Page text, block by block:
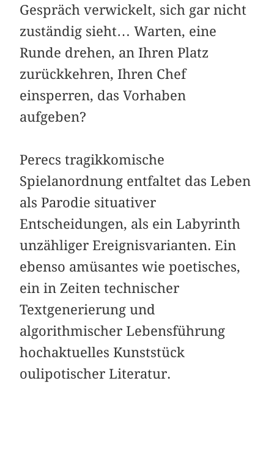
Gespräch verwickelt, sich gar nicht
zuständig sieht… Warten, eine
Runde drehen, an Ihren Platz
zurückkehren, Ihren Chef
einsperren, das Vorhaben
aufgeben?
Perecs tragikkomische
Spielanordnung entfaltet das Leben
als Parodie situativer
Entscheidungen, als ein Labyrinth
unzähliger Ereignisvarianten. Ein
ebenso amüsantes wie poetisches,
ein in Zeiten technischer
Textgenerierung und
algorithmischer Lebensführung
hochaktuelles Kunststück
oulipotischer Literatur.